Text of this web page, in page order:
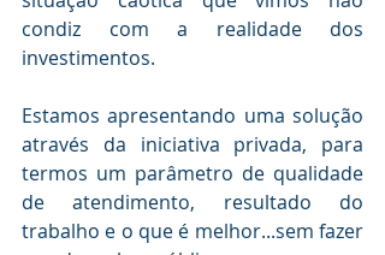
condiz com a realidade dos
investimentos.
Estamos apresentando uma solução
através da iniciativa privada, para
termos um parâmetro de qualidade
de atendimento, resultado do
trabalho e o que é melhor...sem fazer